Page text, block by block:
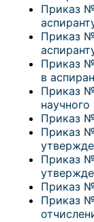
Приказ
Приказ
Приказ
в
Приказ
Приказ
Приказ
Приказ
Приказ
Приказ